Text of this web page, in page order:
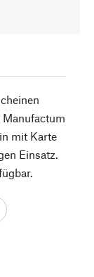
Manufactum
mit Karte
Einsatz.